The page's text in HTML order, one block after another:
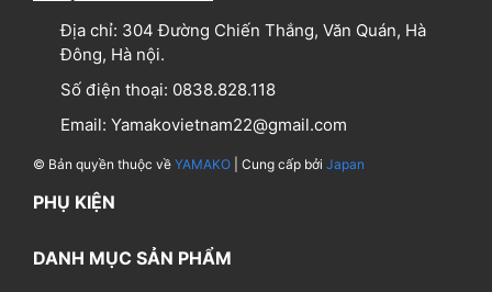
Địa chỉ: 304 Đường Chiến Thắng, Văn Quán, Hà
Đông, Hà nội.
Số điện thoại: 0838.828.118
Email: Yamakovietnam22@gmail.com
© Bản quyền thuộc về YAMAKO | Cung cấp bởi Japan
PHỤ KIỆN
DANH MỤC SẢN PHẨM